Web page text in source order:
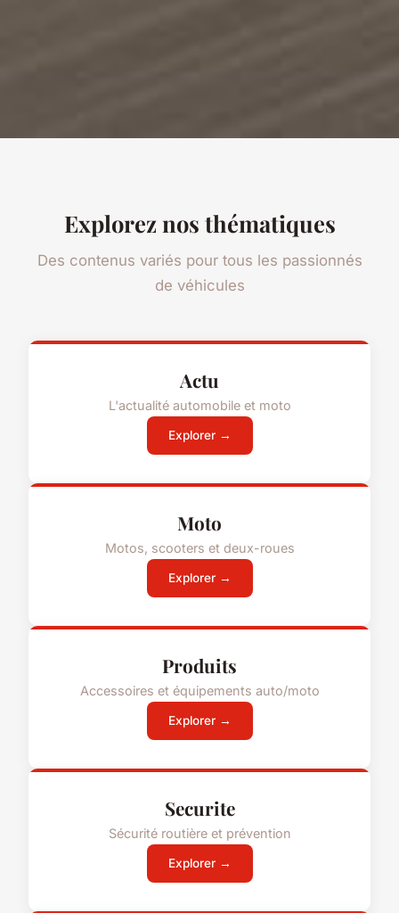
Explorez nos thématiques
Des contenus variés pour tous les passionnés
de véhicules
Actu
L'actualité automobile et moto
Explorer →
Moto
Motos, scooters et deux-roues
Explorer →
Produits
Accessoires et équipements auto/moto
Explorer →
Securite
Sécurité routière et prévention
Explorer →